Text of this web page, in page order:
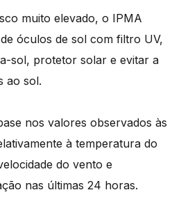
muito elevado, o IPMA
óculos de sol com filtro UV,
sol, protetor solar e evitar a
ao sol.
nos valores observados às
à temperatura do
do vento e
nas últimas 24 horas.